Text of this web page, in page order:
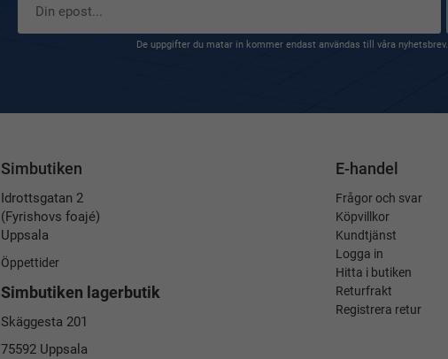
De uppgifter du matar in kommer endast användas till våra nyhetsbrev.
Simbutiken
Idrottsgatan 2
(Fyrishovs foajé)
Uppsala
Öppettider
Simbutiken lagerbutik
Skäggesta 201
75592 Uppsala
E-handel
Frågor och svar
Köpvillkor
Kundtjänst
Logga in
Hitta i butiken
Returfrakt
Registrera retur